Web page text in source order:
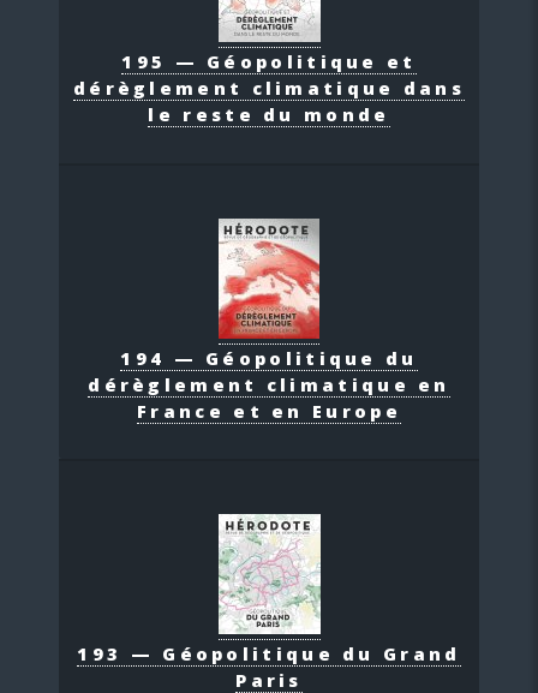
195 — Géopolitique et
dérèglement climatique dans
le reste du monde
194 — Géopolitique du
dérèglement climatique en
France et en Europe
193 — Géopolitique du Grand
Paris